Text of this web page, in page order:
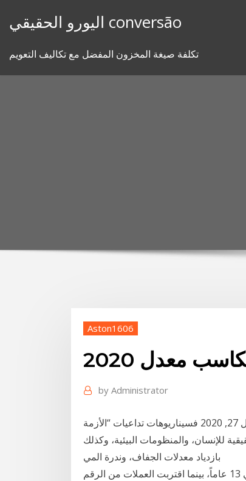
اليورو الحقيقي conversão
تكلفة صيغة المخزون المفضل مع تكاليف التعويم
Aston1606
معدل 2020
by Administrator
هل سترفع أزمة كورونا سقف التأهب لأثار التغير المناخي؟ أبريل 27, 2020 فسيناريوهات تداعيات “الأزمة
للإنسان، والمنظومات البيئية، وكذلك
بازدياد معدلات الجفاف، وندرة المي
أنهت أسهم الدول النامية عام 2020 عند أعلى مستوى لها في 13 عاماً، بينما اقتربت العملات من الرقم